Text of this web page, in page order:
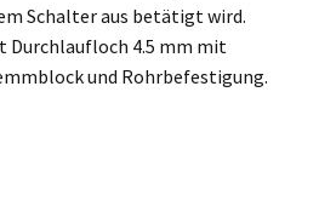
Schalter aus betätigt wird.
4.5 mm mit
und Rohrbefestigung.